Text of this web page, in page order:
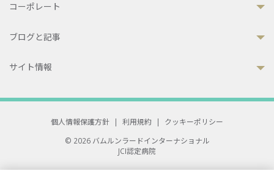
コーポレート
ブログと記事
サイト情報
個人情報保護方針 | 利用規約 |
クッキーポリシー
© 2026 バムルンラードインターナショナル
JCI認定病院